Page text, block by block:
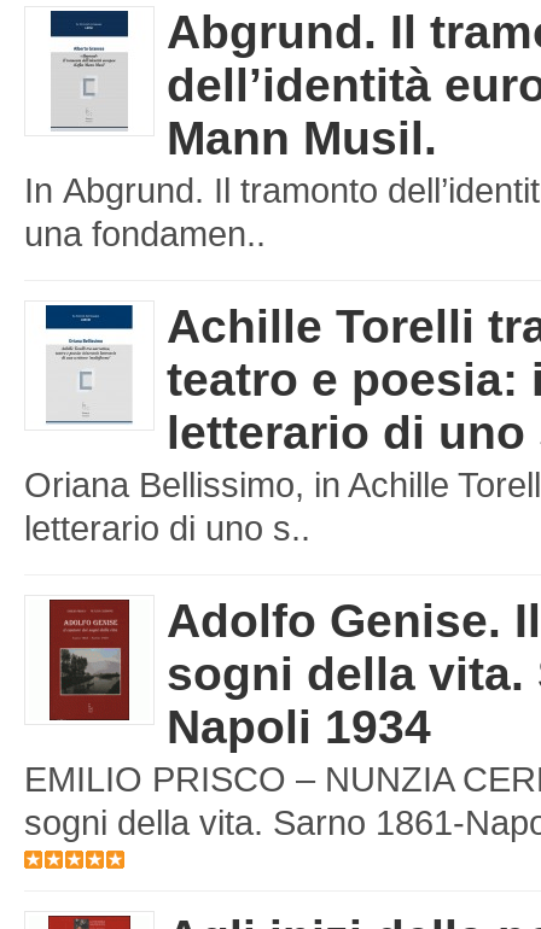
Abgrund. Il
dell’identità
Mann Musil.
In Abgrund. Il tramonto
una fondamen..
Achille Torelli
teatro e poesia:
letterario di uno
Oriana Bellissimo, in Achille
letterario di uno s..
Adolfo Genise.
sogni della vita.
Napoli 1934
EMILIO PRISCO – NUNZIA
sogni della vita. Sarno 1861-